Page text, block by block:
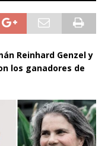
Reinhard Genzel y
los ganadores de